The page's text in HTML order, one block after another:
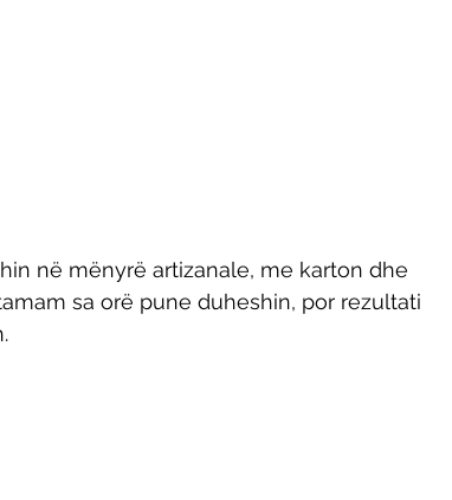
në mënyrë artizanale, me karton dhe
sa orë pune duheshin, por rezultati